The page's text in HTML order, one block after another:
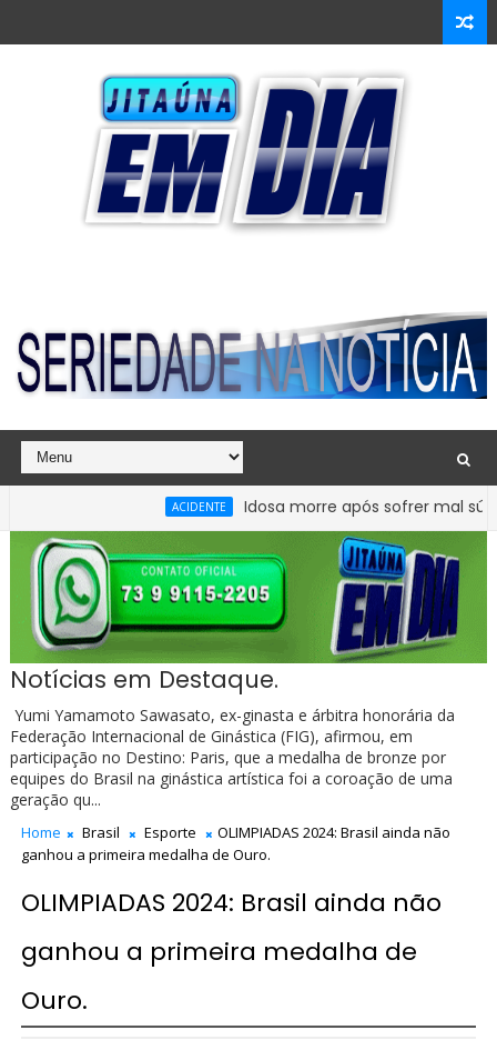
Idosa morre após sofrer mal súbito no
Notícias em Destaque.
Yumi Yamamoto Sawasato, ex-ginasta e árbitra honorária da
Federação Internacional de Ginástica (FIG), afirmou, em
participação no Destino: Paris, que a medalha de bronze por
equipes do Brasil na ginástica artística foi a coroação de uma
geração qu...
Home Brasil Esporte
OLIMPIADAS 2024: Brasil ainda não
ganhou a primeira medalha de Ouro.
OLIMPIADAS 2024: Brasil ainda não
ganhou a primeira medalha de
Ouro.